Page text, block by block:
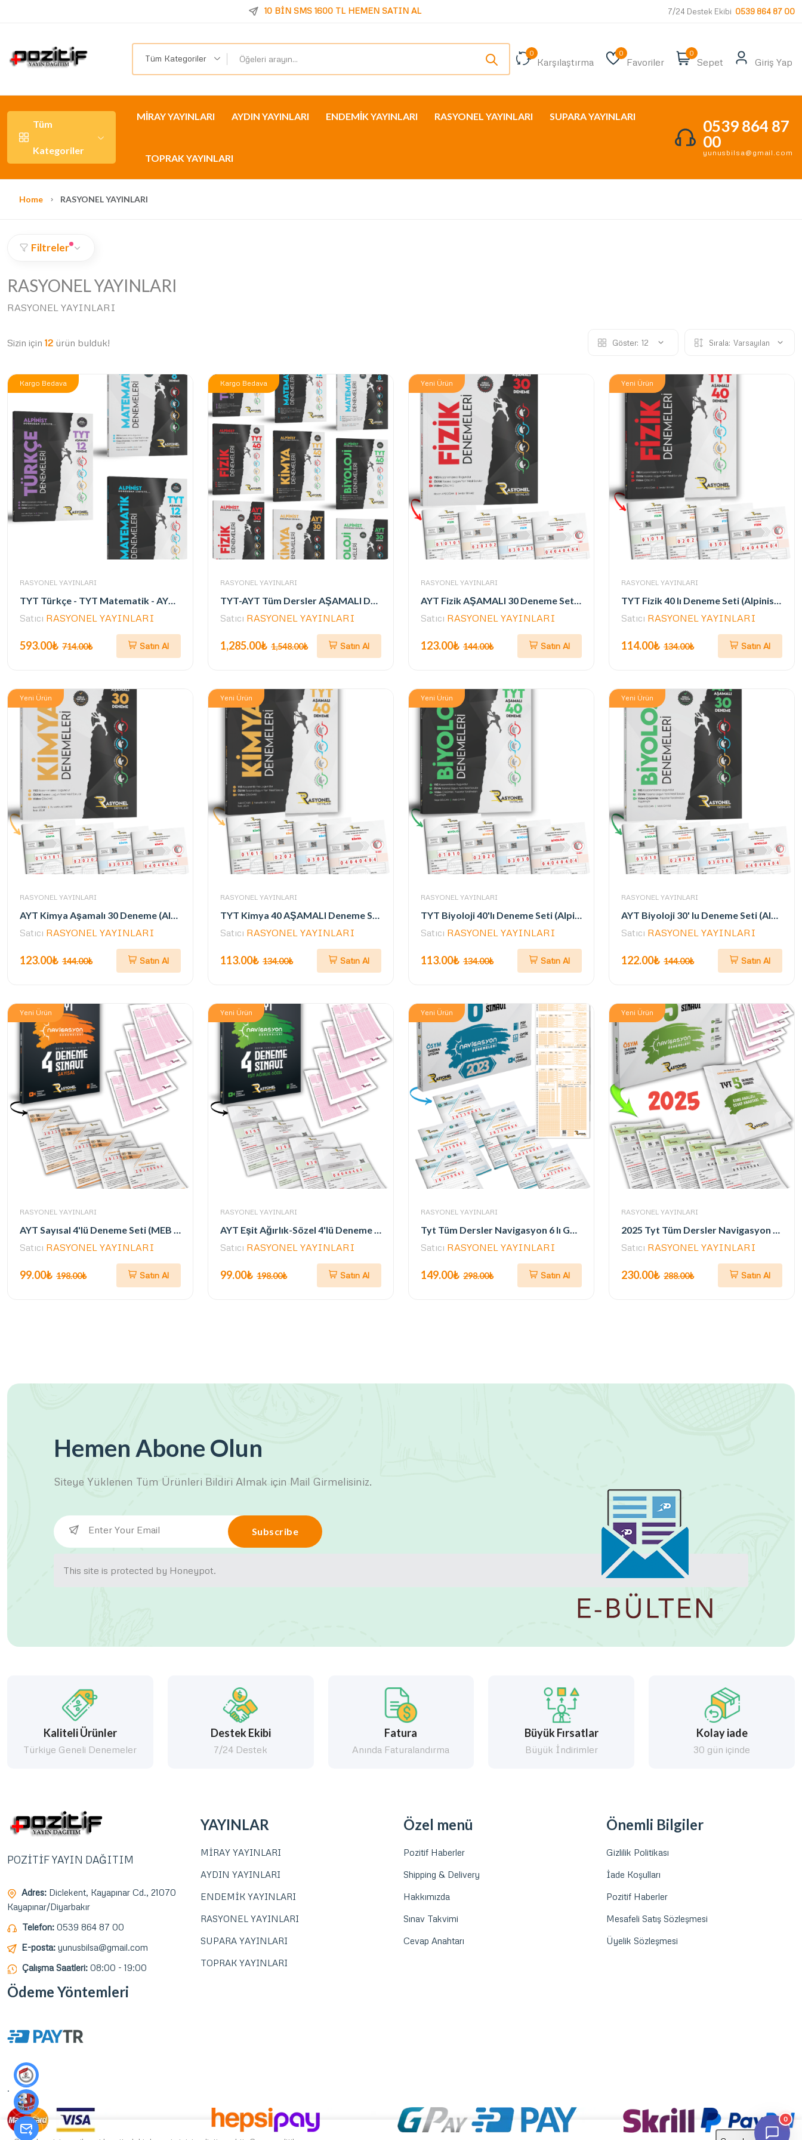
10 BİN SMS 1600 TL HEMEN SATIN AL 7/24 Destek Ekibi 0539 864 87 00
Tüm Kategoriler
0
Karşılaştırma
0
Favoriler
0
Sepet Giriş Yap
Tüm
Kategoriler
MİRAY YAYINLARI AYDIN YAYINLARI ENDEMİK YAYINLARI RASYONEL YAYINLARI SUPARA YAYINLARI
TOPRAK YAYINLARI
0539 864 87
00
yunusbilsa@gmail.com
Home RASYONEL YAYINLARI
Filtreler
RASYONEL YAYINLARI
RASYONEL YAYINLARI
Sizin için 12 ürün bulduk! Göster: 12 Sırala: Varsayılan
Kargo Bedava
RASYONEL YAYINLARI
TYT Türkçe - TYT Matematik - AYT Matematik Denemeler (3 Kitap- 32 Aşamalı Deneme)
Satıcı RASYONEL YAYINLARI
593.00₺ 714.00₺ Satın Al
Kargo Bedava
RASYONEL YAYINLARI
TYT-AYT Tüm Dersler AŞAMALI Deneme Seti (Müfredata Uygun - 242 Deneme- ÖSYM Ayarında)
Satıcı RASYONEL YAYINLARI
1,285.00₺ 1,548.00₺ Satın Al
Yeni Ürün
RASYONEL YAYINLARI
AYT Fizik AŞAMALI 30 Deneme Seti (ALPİNİST SERİSİ / ÖSYM AYARINDA)
Satıcı RASYONEL YAYINLARI
123.00₺ 144.00₺ Satın Al
Yeni Ürün
RASYONEL YAYINLARI
TYT Fizik 40 lı Deneme Seti (Alpinist Serisi) (Yazarlarından Video Çözümlü)
Satıcı RASYONEL YAYINLARI
114.00₺ 134.00₺ Satın Al
Yeni Ürün
RASYONEL YAYINLARI
AYT Kimya Aşamalı 30 Deneme (Alpinist Serisi) (Yazarlarından Video Çözümlü)
Satıcı RASYONEL YAYINLARI
123.00₺ 144.00₺ Satın Al
Yeni Ürün
RASYONEL YAYINLARI
TYT Kimya 40 AŞAMALI Deneme Seti (ALPİNİST SERİSİ / ÖSYM AYARINDA)
Satıcı RASYONEL YAYINLARI
113.00₺ 134.00₺ Satın Al
Yeni Ürün
RASYONEL YAYINLARI
TYT Biyoloji 40'lı Deneme Seti (Alpinist Serisi) (Yazarlarından Video Çözümlü)
Satıcı RASYONEL YAYINLARI
113.00₺ 134.00₺ Satın Al
Yeni Ürün
RASYONEL YAYINLARI
AYT Biyoloji 30' lu Deneme Seti (Alpinist Serisi) (Yazarlarından Video Çözümlü)
Satıcı RASYONEL YAYINLARI
122.00₺ 144.00₺ Satın Al
Yeni Ürün
RASYONEL YAYINLARI
AYT Sayısal 4'lü Deneme Seti (MEB ve 2025 AYT Müfredatına Uygun)
Satıcı RASYONEL YAYINLARI
99.00₺ 198.00₺ Satın Al
Yeni Ürün
RASYONEL YAYINLARI
AYT Eşit Ağırlık-Sözel 4'lü Deneme Seti (MEB ve 2025 AYT Müfredatına Uygun)
Satıcı RASYONEL YAYINLARI
99.00₺ 198.00₺ Satın Al
Yeni Ürün
RASYONEL YAYINLARI
Tyt Tüm Dersler Navigasyon 6 lı Genel Deneme Seti (Müfredata Uygun-ÖSYM Ayarında)
Satıcı RASYONEL YAYINLARI
149.00₺ 298.00₺ Satın Al
Yeni Ürün
RASYONEL YAYINLARI
2025 Tyt Tüm Dersler Navigasyon 5'li Genel Deneme Seti (ÖSYM AYARINDA)
Satıcı RASYONEL YAYINLARI
230.00₺ 288.00₺ Satın Al
Hemen Abone Olun
Siteye Yüklenen Tüm Ürünleri Bildiri Almak için Mail Girmelisiniz.
Subscribe
This site is protected by Honeypot.
Kaliteli Ürünler
Türkiye Geneli Denemeler
Destek Ekibi
7/24 Destek
Fatura
Anında Faturalandırma
Büyük Fırsatlar
Büyük İndirimler
Kolay iade
30 gün içinde
POZİTİF YAYIN DAĞITIM
Adres: Diclekent, Kayapınar Cd., 21070
Kayapınar/Diyarbakır
Telefon: 0539 864 87 00
E-posta: yunusbilsa@gmail.com
Çalışma Saatleri: 08:00 - 19:00
YAYINLAR
MİRAY YAYINLARI
AYDIN YAYINLARI
ENDEMİK YAYINLARI
RASYONEL YAYINLARI
SUPARA YAYINLARI
TOPRAK YAYINLARI
Özel menü
Pozitif Haberler
Shipping & Delivery
Hakkımızda
Sınav Takvimi
Cevap Anahtarı
Önemli Bilgiler
Gizlilik Politikası
İade Koşulları
Pozitif Haberler
Mesafeli Satış Sözleşmesi
Üyelik Sözleşmesi
Ödeme Yöntemleri
.
0